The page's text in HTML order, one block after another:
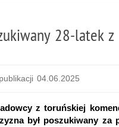
28-latek
04.06.2025
z toruńskiej
był poszukiwany